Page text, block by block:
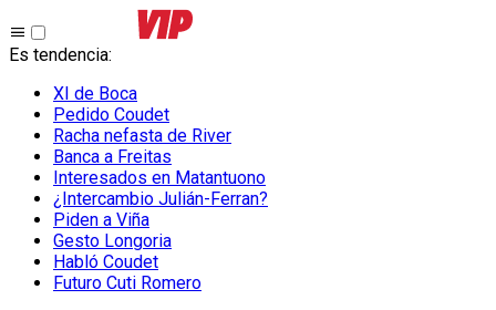
Es tendencia:
XI de Boca
Pedido Coudet
Racha nefasta de River
Banca a Freitas
Interesados en Matantuono
¿Intercambio Julián-Ferran?
Piden a Viña
Gesto Longoria
Habló Coudet
Futuro Cuti Romero